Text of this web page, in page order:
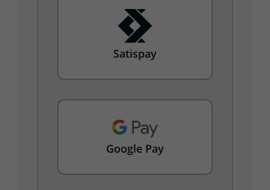
Satispay
Google Pay